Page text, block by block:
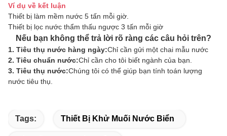
Ví dụ về kết luận
Thiết bị làm mềm nước 5 tấn mỗi giờ.
Thiết bị lọc nước thẩm thấu ngược 3 tấn mỗi giờ
Nếu bạn không thể trả lời rõ ràng các câu hỏi trên?
1. Tiêu thụ nước hàng ngày:Chỉ cần gửi một chai mẫu nước
2. Tiêu chuẩn nước:Chỉ cần cho tôi biết ngành của bạn.
3. Tiêu thụ nước:Chúng tôi có thể giúp bạn tính toán lượng
nước tiêu thụ.
Tags: Thiết Bị Khử Muối Nước Biển